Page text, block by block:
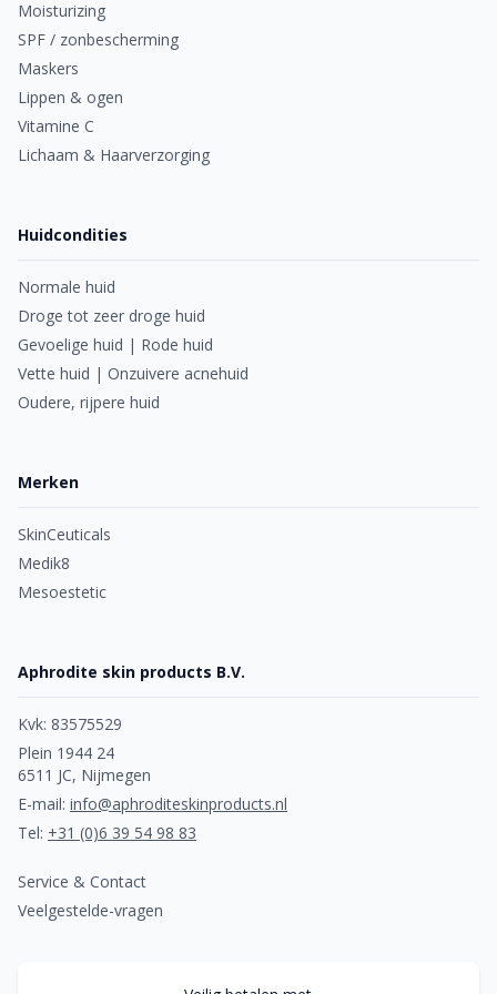
Moisturizing
SPF / zonbescherming
Maskers
Lippen & ogen
Vitamine C
Lichaam & Haarverzorging
Huidcondities
Normale huid
Droge tot zeer droge huid
Gevoelige huid | Rode huid
Vette huid | Onzuivere acnehuid
Oudere, rijpere huid
Merken
SkinCeuticals
Medik8
Mesoestetic
Aphrodite skin products B.V.
Kvk: 83575529
Plein 1944 24
6511 JC, Nijmegen
E-mail: info@aphroditeskinproducts.nl
Tel: +31 (0)6 39 54 98 83
Service & Contact
Veelgestelde-vragen